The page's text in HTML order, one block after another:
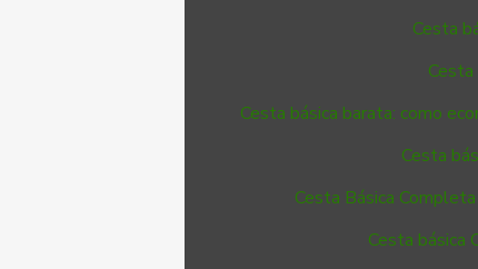
Cesta
Cesta básica barata: como
Cesta
Cesta Básica
Cesta básica